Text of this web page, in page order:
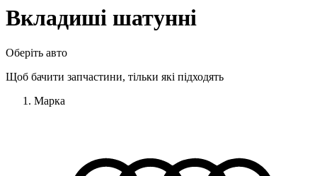
Вкладиші шатунні
Оберіть авто
Щоб бачити запчастини, тільки які підходять
Марка